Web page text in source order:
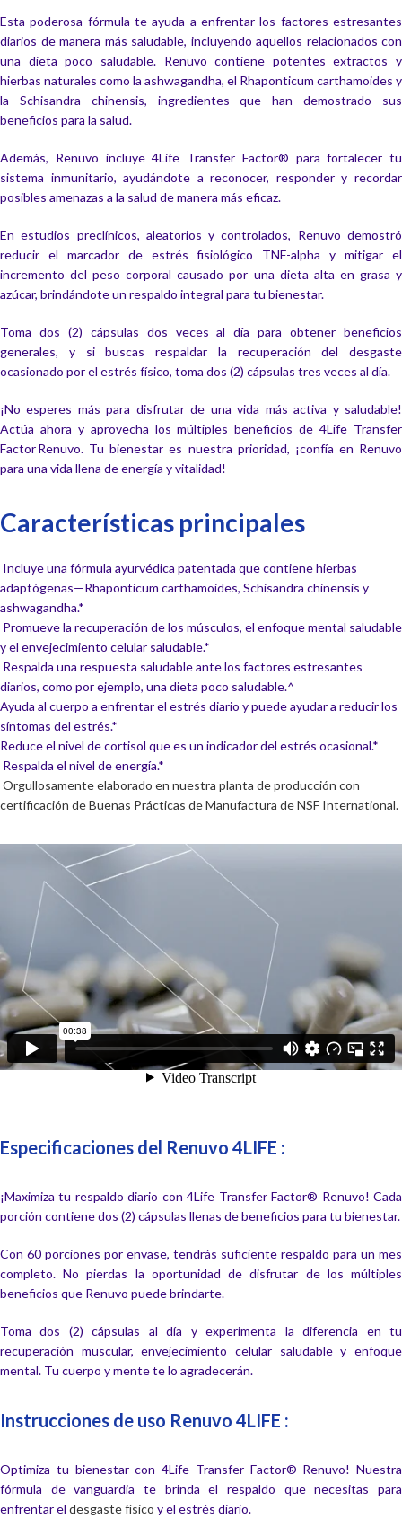
Esta poderosa fórmula te ayuda a enfrentar los factores estresantes
diarios de manera más saludable, incluyendo aquellos relacionados con
una dieta poco saludable. Renuvo contiene potentes extractos y
hierbas naturales como la ashwagandha, el Rhaponticum carthamoides y
la Schisandra chinensis, ingredientes que han demostrado sus
beneficios para la salud.
Además, Renuvo incluye 4Life Transfer Factor® para fortalecer tu
sistema inmunitario, ayudándote a reconocer, responder y recordar
posibles amenazas a la salud de manera más eficaz.
En estudios preclínicos, aleatorios y controlados, Renuvo demostró
reducir el marcador de estrés fisiológico TNF-alpha y mitigar el
incremento del peso corporal causado por una dieta alta en grasa y
azúcar, brindándote un respaldo integral para tu bienestar.
Toma dos (2) cápsulas dos veces al día para obtener beneficios
generales, y si buscas respaldar la recuperación del desgaste
ocasionado por el estrés físico, toma dos (2) cápsulas tres veces al día.
¡No esperes más para disfrutar de una vida más activa y saludable!
Actúa ahora y aprovecha los múltiples beneficios de 4Life Transfer
Factor Renuvo. Tu bienestar es nuestra prioridad, ¡confía en Renuvo
para una vida llena de energía y vitalidad!
Características principales
Incluye una fórmula ayurvédica patentada que contiene hierbas
adaptógenas—Rhaponticum carthamoides, Schisandra chinensis y
ashwagandha.*
Promueve la recuperación de los músculos, el enfoque mental saludable
y el envejecimiento celular saludable.*
Respalda una respuesta saludable ante los factores estresantes
diarios, como por ejemplo, una dieta poco saludable.^
Ayuda al cuerpo a enfrentar el estrés diario y puede ayudar a reducir los
síntomas del estrés.*
Reduce el nivel de cortisol que es un indicador del estrés ocasional.*
Respalda el nivel de energía.*
Orgullosamente elaborado en nuestra planta de producción con
certificación de Buenas Prácticas de Manufactura de NSF International.
Especificaciones del Renuvo 4LIFE :
¡Maximiza tu respaldo diario con 4Life Transfer Factor® Renuvo! Cada
porción contiene dos (2) cápsulas llenas de beneficios para tu bienestar.
Con 60 porciones por envase, tendrás suficiente respaldo para un mes
completo. No pierdas la oportunidad de disfrutar de los múltiples
beneficios que Renuvo puede brindarte.
Toma dos (2) cápsulas al día y experimenta la diferencia en tu
recuperación muscular, envejecimiento celular saludable y enfoque
mental. Tu cuerpo y mente te lo agradecerán.
Instrucciones de uso Renuvo 4LIFE :
Optimiza tu bienestar con 4Life Transfer Factor® Renuvo! Nuestra
fórmula de vanguardia te brinda el respaldo que necesitas para
enfrentar el desgaste físico y el estrés diario.